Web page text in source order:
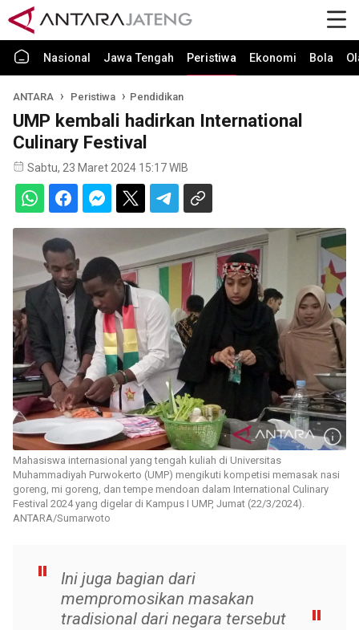
Nasional Jawa Tengah Peristiwa Ekonomi Bola
ANTARA Peristiwa Pendidikan
UMP kembali hadirkan International
Culinary Festival
Sabtu, 23 Maret 2024 15:17 WIB
Mahasiswa internasional yang tengah kuliah di Universitas
Muhammadiyah Purwokerto (UMP) mengikuti kompetisi memasak nasi
goreng, mi goreng, dan tempe mendoan dalam International Culinary
Festival 2024 yang digelar di Kampus I UMP, Jumat (22/3/2024).
ANTARA/Sumarwoto
Ini juga bagian dari
mempromosikan masakan
tradisional dari negara tersebut